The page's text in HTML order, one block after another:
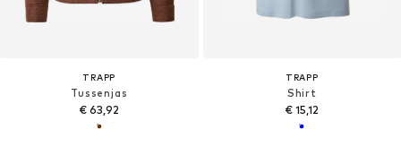
TRAPP
Tussenjas
€ 63,92
TRAPP
Shirt
€ 15,12